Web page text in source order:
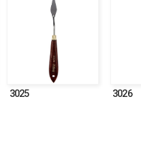
3025 3026